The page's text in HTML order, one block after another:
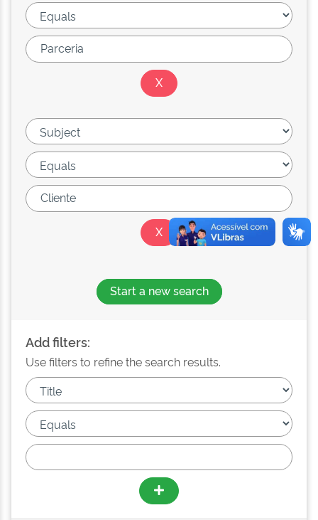
Start a new search
Add filters:
Use filters to refine the search results.